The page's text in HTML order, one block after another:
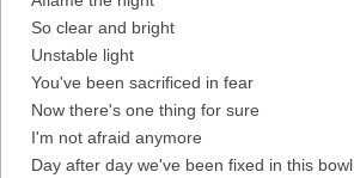
So clear and bright
Unstable light
You've been sacrificed in fear
Now there's one thing for sure
I'm not afraid anymore
Day after day we've been fixed in this bowl